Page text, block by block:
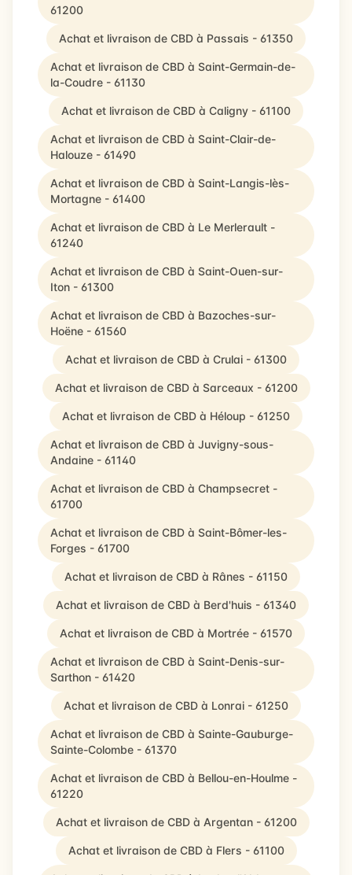
61200
Achat et livraison de CBD à Passais - 61350
Achat et livraison de CBD à Saint-Germain-de-
la-Coudre - 61130
Achat et livraison de CBD à Caligny - 61100
Achat et livraison de CBD à Saint-Clair-de-
Halouze - 61490
Achat et livraison de CBD à Saint-Langis-lès-
Mortagne - 61400
Achat et livraison de CBD à Le Merlerault -
61240
Achat et livraison de CBD à Saint-Ouen-sur-
Iton - 61300
Achat et livraison de CBD à Bazoches-sur-
Hoëne - 61560
Achat et livraison de CBD à Crulai - 61300
Achat et livraison de CBD à Sarceaux - 61200
Achat et livraison de CBD à Héloup - 61250
Achat et livraison de CBD à Juvigny-sous-
Andaine - 61140
Achat et livraison de CBD à Champsecret -
61700
Achat et livraison de CBD à Saint-Bômer-les-
Forges - 61700
Achat et livraison de CBD à Rânes - 61150
Achat et livraison de CBD à Berd'huis - 61340
Achat et livraison de CBD à Mortrée - 61570
Achat et livraison de CBD à Saint-Denis-sur-
Sarthon - 61420
Achat et livraison de CBD à Lonrai - 61250
Achat et livraison de CBD à Sainte-Gauburge-
Sainte-Colombe - 61370
Achat et livraison de CBD à Bellou-en-Houlme -
61220
Achat et livraison de CBD à Argentan - 61200
Achat et livraison de CBD à Flers - 61100